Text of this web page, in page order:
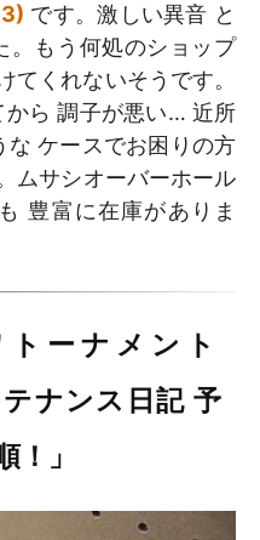
です。激しい異音 と
。もう何処のショップ
てくれないそうです。
から 調子が悪い… 近所
ケースでお困りの方
ムサシオーバーホール
豊富に在庫がありま
ーナメント
ナンス日記 予
！」